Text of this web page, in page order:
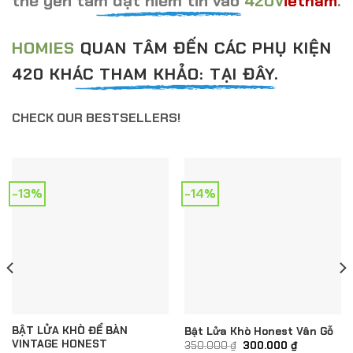
HOMIES QUAN TÂM ĐẾN CÁC PHỤ KIỆN
420 KHÁC THAM KHẢO: TẠI ĐÂY.
CHECK OUR BESTSELLERS!
-13%
BẬT LỬA KHÒ ĐỂ BÀN
VINTAGE HONEST
-14%
Bật Lửa Khò Honest Vân Gỗ
350.000₫ Giá
300.000 ₫Giá